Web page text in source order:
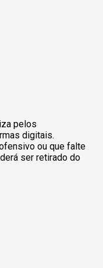
pelos
digitais.
ou que falte
ser retirado do